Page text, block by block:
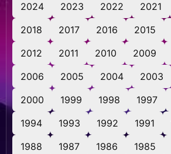
2024
2023 2022 2021
2018
2017 2016 2015
2012
2011 2010 2009
2006
2005 2004 2003
2000
1999 1998 1997
1994
1993 1992 1991
1988
1987 1986 1985